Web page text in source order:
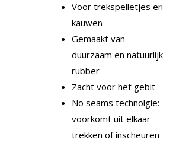
Voor trekspelletjes en
kauwen
Gemaakt van
duurzaam en natuurlijk
rubber
Zacht voor het gebit
No seams technolgie:
voorkomt uit elkaar
trekken of inscheuren